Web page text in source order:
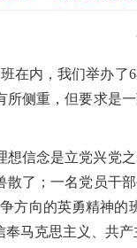
在内，我们举办
所侧重，但要求是
想信念是立党兴党
散了；一名党员干
方向的英勇精神
马克思主义、共